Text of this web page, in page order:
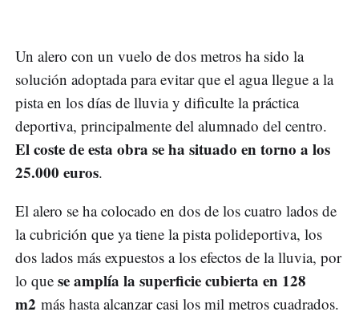
Un alero con un vuelo de dos metros ha sido la
solución adoptada para evitar que el agua llegue a la
pista en los días de lluvia y dificulte la práctica
deportiva, principalmente del alumnado del centro.
El coste de esta obra se ha situado en torno a los
25.000 euros.
El alero se ha colocado en dos de los cuatro lados de
la cubrición que ya tiene la pista polideportiva, los
dos lados más expuestos a los efectos de la lluvia, por
lo que se amplía la superficie cubierta en 128
m2 más hasta alcanzar casi los mil metros cuadrados.